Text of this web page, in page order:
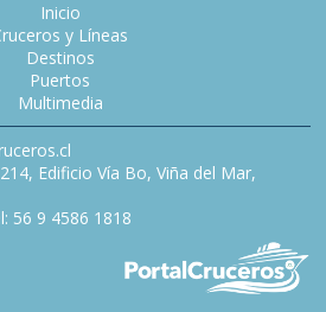
Inicio
y Líneas
Destinos
Puertos
Multimedia
Edificio Vía Bo, Viña del Mar,
56 9 4586 1818